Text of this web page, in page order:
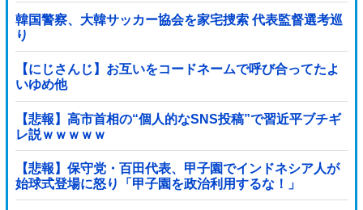
韓国警察、大韓サッカー協会を家宅捜索 代表監督選考巡
り
【にじさんじ】お互いをコードネームで呼び合ってたよ
いゆめ他
【悲報】高市首相の“個人的なSNS投稿”で習近平ブチギ
レ説ｗｗｗｗｗ
【悲報】保守党・百田代表、甲子園でインドネシア人が
始球式登場に怒り「甲子園を政治利用するな！」